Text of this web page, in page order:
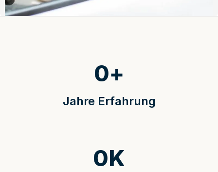
Jahre Erfahrung
0+
0K